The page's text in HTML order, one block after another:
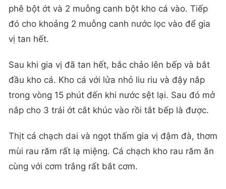
phê bột ớt và 2 muỗng canh bột kho cá vào. Tiếp
đó cho khoảng 2 muỗng canh nước lọc vào để gia
vị tan hết.
Sau khi gia vị đã tan hết, bắc chảo lên bếp và bắt
đầu kho cá. Kho cá với lửa nhỏ liu riu và đậy nắp
trong vòng 15 phút đến khi nước sệt lại. Sau đó mở
nắp cho 3 trái ớt cắt khúc vào rồi tắt bếp là được.
Thịt cá chạch dai và ngọt thấm gia vị đậm đà, thơm
mùi rau răm rất lạ miệng. Cá chạch kho rau răm ăn
cùng với cơm trắng rất bắt cơm.